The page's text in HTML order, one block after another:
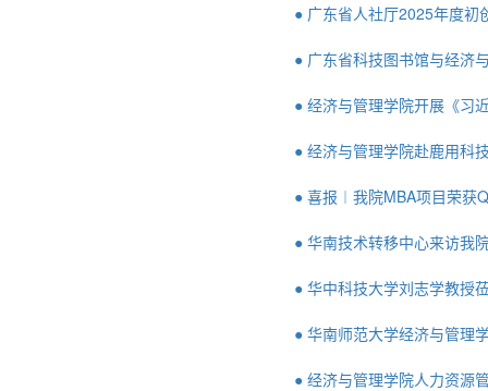
● 广东省人社厅2025年度初
● 广东省科技图书馆与经济
● 经济与管理学院开展《习
● 经济与管理学院赴鹿用科
● 喜报︱我院MBA项目荣获
● 华南技术转移中心来访我
● 华中科技大学刘志学教授
● 华南师范大学经济与管理
● 经济与管理学院人力资源